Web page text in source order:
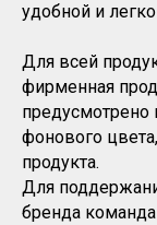
удобной и
Для всей
фирменная
предусмотрено
фонового
продукта.
Для
бренда команда